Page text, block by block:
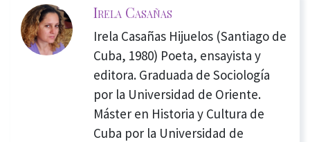
Irela Casañas
Irela Casañas Hijuelos (Santiago de
Cuba, 1980) Poeta, ensayista y
editora. Graduada de Sociología
por la Universidad de Oriente.
Máster en Historia y Cultura de
Cuba por la Universidad de